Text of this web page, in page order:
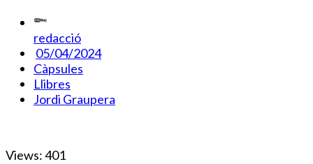
redacció
05/04/2024
Càpsules
Llibres
Jordi Graupera
Views: 401